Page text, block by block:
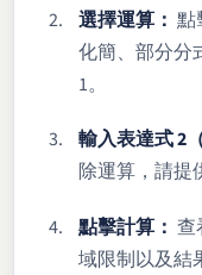
選擇運算： 點
化簡、部分分
1。
輸入表達式 2
除運算，請提
點擊計算： 查
域限制以及結